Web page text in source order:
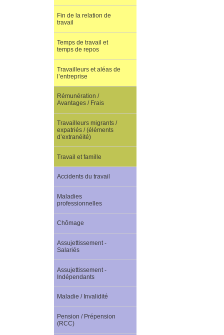
Fin de la relation de
travail
Temps de travail et
temps de repos
Travailleurs et aléas de
l’entreprise
Rémunération /
Avantages / Frais
Travailleurs migrants /
expatriés / (éléments
d’extranéité)
Travail et famille
Accidents du travail
Maladies
professionnelles
Chômage
Assujettissement -
Salariés
Assujettissement -
Indépendants
Maladie / Invalidité
Pension / Prépension
(RCC)